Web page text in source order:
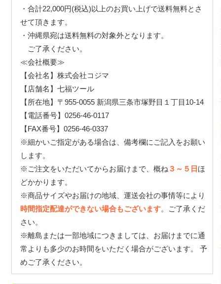
・合計22,000円(税込)以上のお買い上げで送料無料とさ
せて頂きます。
・沖縄県宛は送料無料の対象外となります。
ご了承ください。
≪会社概要≫
【会社名】株式会社コジマ
【店舗名】七福ツール
【所在地】〒955-0055 新潟県三条市塚野目１丁目10-14
【電話番号】0256-46-0117
【FAX番号】0256-46-0337
※細かいご指定がある場合は、備考欄にご記入をお願い
します。
※ご注文をいただいてからお届けまで、概ね ３～５日ほ
どかかります。
※商品サイズやお届けの地域、運送会社の事情等により
時間指定配達ができない場合もございます。ご了承くだ
さい。
※離島または一部地域につきましては、お届けまでに通
常よりも多少のお時間をいただく場合がございます。 予
めご了承ください。